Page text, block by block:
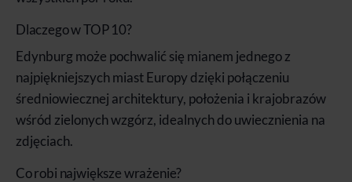
Dlaczego w TOP 10?
Edynburg może pochwalić się mianem jednego z
najpiękniejszych miast Europy dzięki połączeniu
średniowiecznej architektury, położenia i krajobrazów
wśród zielonych wzgórz, idealnych do uwiecznienia na
zdjęciach.
Co robi największe wrażenie?